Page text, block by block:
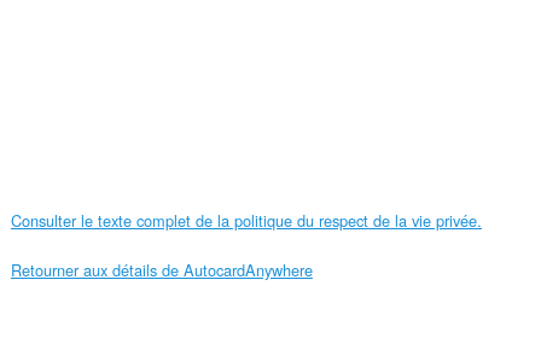
Consulter le texte complet de la politique du respect de la vie privée.
Retourner aux détails de AutocardAnywhere